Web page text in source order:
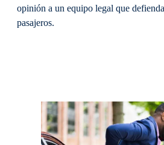
opinión a un equipo legal que
pasajeros.